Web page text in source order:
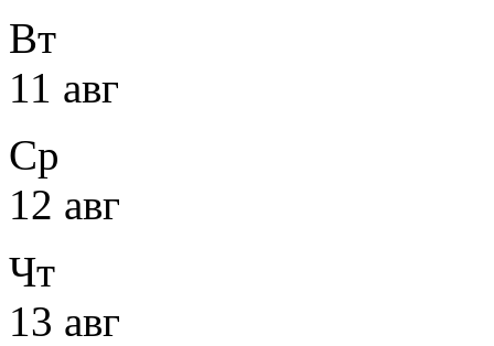
Вт
11 авг
Ср
12 авг
Чт
13 авг